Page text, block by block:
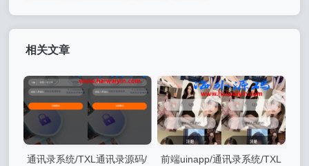
相关文章
通讯录系统/TXL通讯录源码/
前端uinapp/通讯录系统/TXL